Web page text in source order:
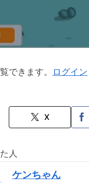
できます。 ログイン
X
人
ケンちゃん